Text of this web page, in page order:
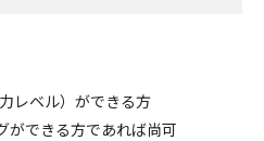
レベル）ができる方
ができる方であれば尚可